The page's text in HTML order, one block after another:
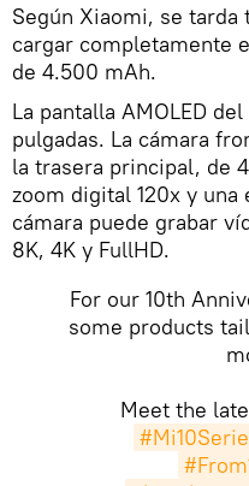
Según Xiaomi, se
cargar completamente
de 4.500 mAh.
La pantalla AMOLED
pulgadas. La cámara
la trasera principal, de
zoom digital 120x y una
cámara puede grabar
8K, 4K y FullHD.
For our 10th
some products
Meet the